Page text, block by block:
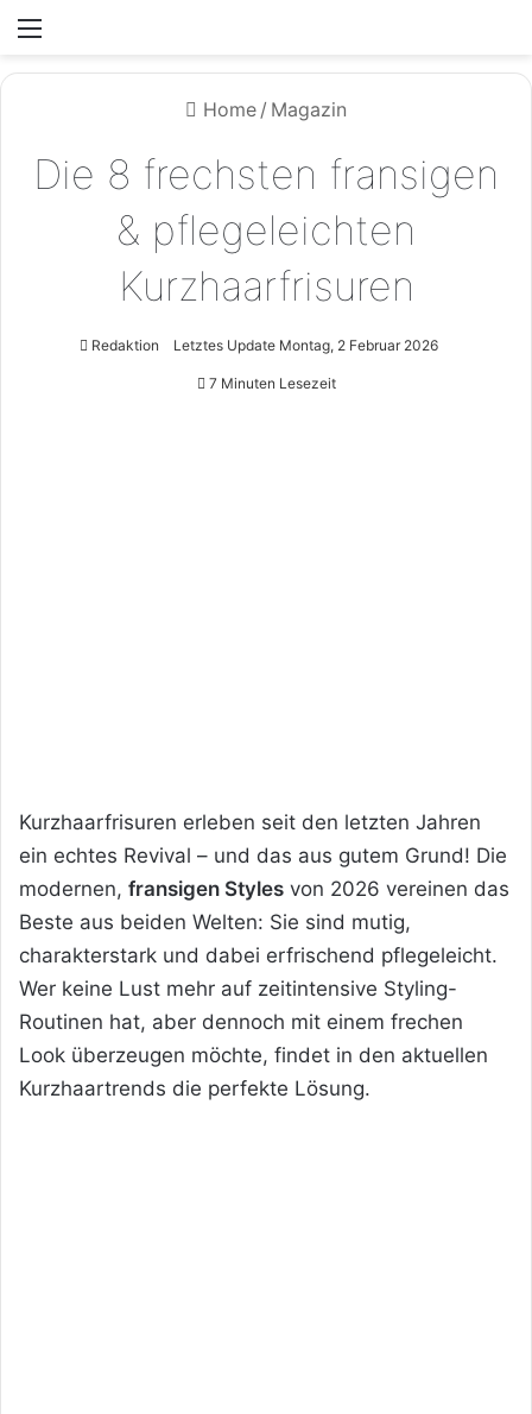
Home / Magazin
Die 8 frechsten fransigen
& pflegeleichten
Kurzhaarfrisuren
Redaktion Letztes Update Montag, 2 Februar 2026
7 Minuten Lesezeit
Kurzhaarfrisuren erleben seit den letzten Jahren
ein echtes Revival – und das aus gutem Grund! Die
modernen, fransigen Styles von 2026 vereinen das
Beste aus beiden Welten: Sie sind mutig,
charakterstark und dabei erfrischend pflegeleicht.
Wer keine Lust mehr auf zeitintensive Styling-
Routinen hat, aber dennoch mit einem frechen
Look überzeugen möchte, findet in den aktuellen
Kurzhaartrends die perfekte Lösung.